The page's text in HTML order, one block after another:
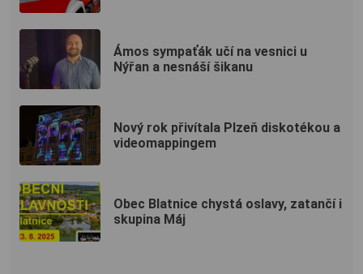
Ámos sympaťák učí na vesnici u
Nýřan a nesnáší šikanu
Nový rok přivítala Plzeň diskotékou a
videomappingem
Obec Blatnice chystá oslavy, zatančí i
skupina Máj